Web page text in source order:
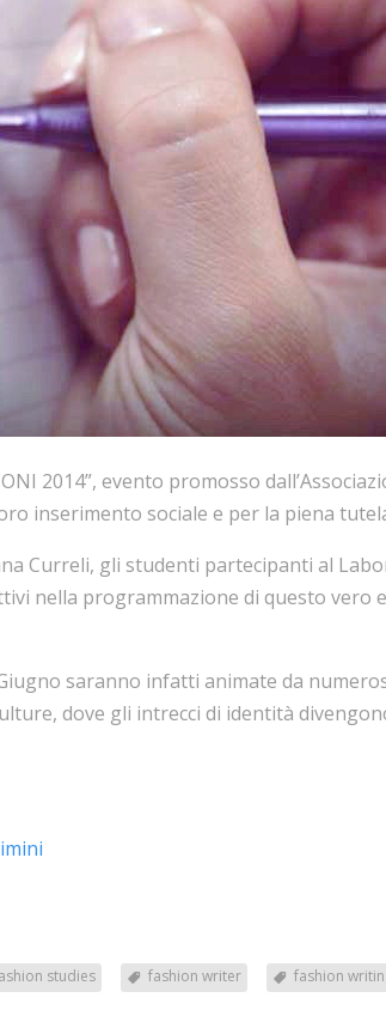
2014”, evento promosso
inserimento sociale e per la piena
Curreli, gli studenti partecipanti al
nella programmazione di questo vero
saranno infatti animate da
dove gli intrecci di identità
studies fashion writer fashion